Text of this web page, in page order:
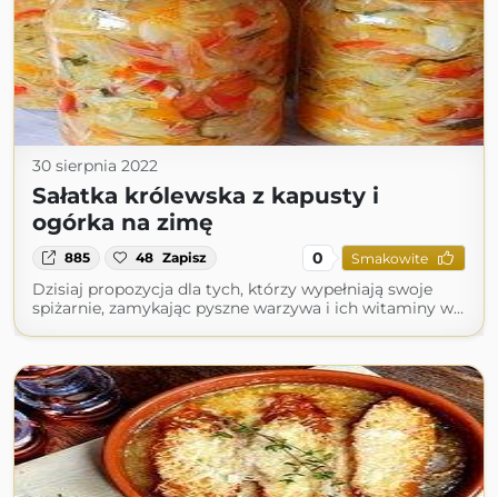
30 sierpnia 2022
Sałatka królewska z kapusty i
ogórka na zimę
885 48 Zapisz 0 Smakowite
Dzisiaj propozycja dla tych, którzy wypełniają swoje
spiżarnie, zamykając pyszne warzywa i ich witaminy w…